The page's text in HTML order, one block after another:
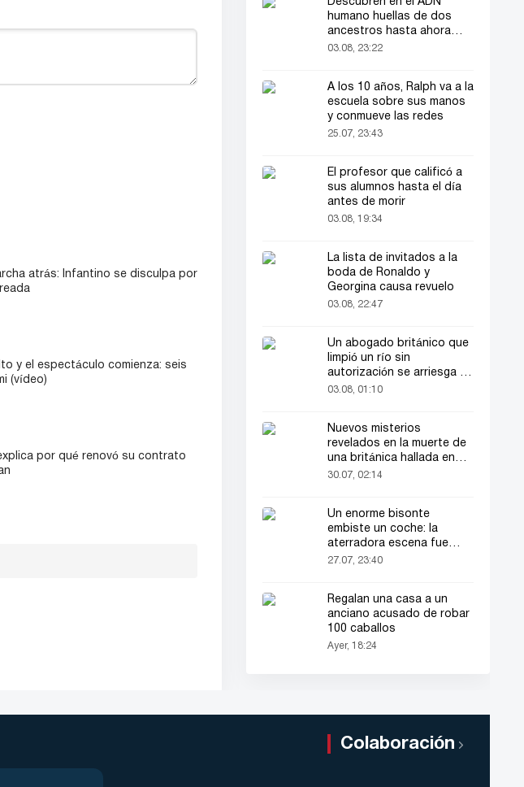
atrás: Infantino se disculpa por
y el espectáculo comienza: seis
(vídeo)
por qué renovó su contrato
humano huellas de dos
ancestros hasta ahora
desconocidos
03.08, 23:22
A los 10 años, Ralph va a la
escuela sobre sus manos
y conmueve las redes
25.07, 23:43
El profesor que calificó a
sus alumnos hasta el día
antes de morir
03.08, 19:34
La lista de invitados a la
boda de Ronaldo y
Georgina causa revuelo
03.08, 22:47
Un abogado británico que
limpió un río sin
autorización se arriesga a
hasta 2 años de cárcel
03.08, 01:10
Nuevos misterios
revelados en la muerte de
una británica hallada en
una maleta
30.07, 02:14
Un enorme bisonte
embiste un coche: la
aterradora escena fue
grabada en video
27.07, 23:40
Regalan una casa a un
anciano acusado de robar
100 caballos
Ayer, 18:24
Colaboración